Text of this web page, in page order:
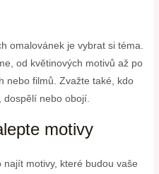
omalovánek je vybrat si téma.
od květinových motivů až po
nebo filmů. Zvažte také, kdo
nebo obojí.
motivy
motivy, které budou vaše